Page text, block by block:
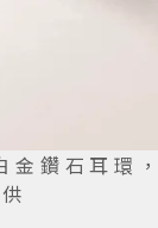
金鑽石耳環